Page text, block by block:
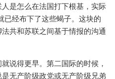
是怎么在法国打下根基，实际
经布下了这些蝎子。这块的
共和苏联之间基于情报的沟通
说得更早。第二国际的时候，
无产阶级政党或无产阶级兄弟